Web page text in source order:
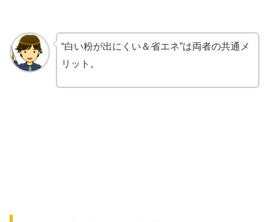
“白い粉が出にくい＆省エネ”は両者の共通メ
リット。